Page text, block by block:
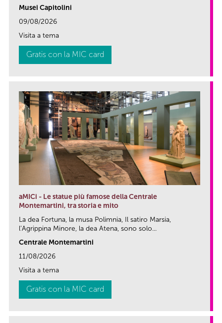
Musei Capitolini
09/08/2026
Visita a tema
Gratis con la MIC card
aMICi - Le statue più famose della Centrale
Montemartini, tra storia e mito
La dea Fortuna, la musa Polimnia, Il satiro Marsia,
l’Agrippina Minore, la dea Atena, sono solo...
Centrale Montemartini
11/08/2026
Visita a tema
Gratis con la MIC card